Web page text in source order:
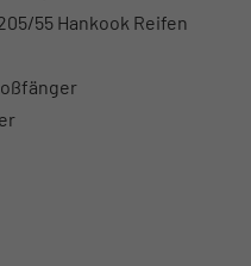
55 Hankook Reifen